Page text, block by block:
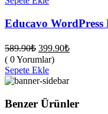
Educavo WordPress
589.90₺ Orijinal
fiyat:
589.90₺.
399.90₺Şu
399.90₺.
( 0 Yorumlar)
Sepete Ekle
Benzer Ürünler